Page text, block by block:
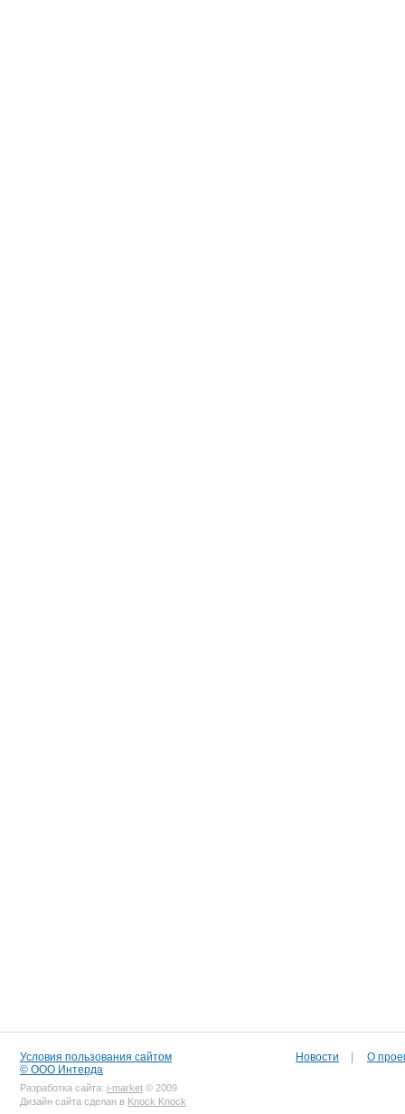
Условия пользования сайтом
© ООО Интерда
Разработка сайта: i-market © 2009
Дизайн сайта сделан в Knock Knock
Новости О